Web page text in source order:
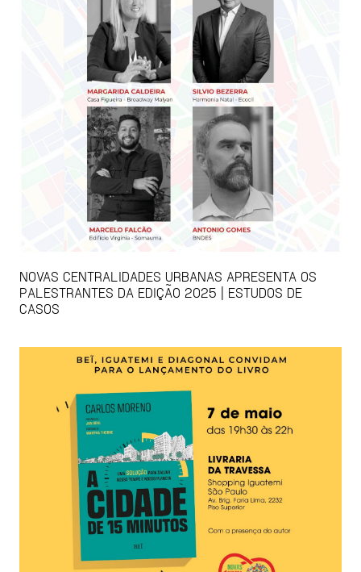
NOVAS CENTRALIDADES URBANAS APRESENTA OS
PALESTRANTES DA EDIÇÃO 2025 | ESTUDOS DE
CASOS